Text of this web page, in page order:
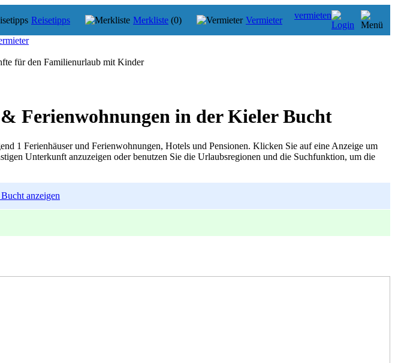
Reisetipps Merkliste (0) Vermieter vermieten
für den Familienurlaub mit Kinder
Ferienwohnungen in der Kieler Bucht
1 Ferienhäuser und Ferienwohnungen, Hotels und Pensionen. Klicken Sie auf eine Anzeige um
Unterkunft anzuzeigen oder benutzen Sie die Urlaubsregionen und die Suchfunktion, um die
anzeigen